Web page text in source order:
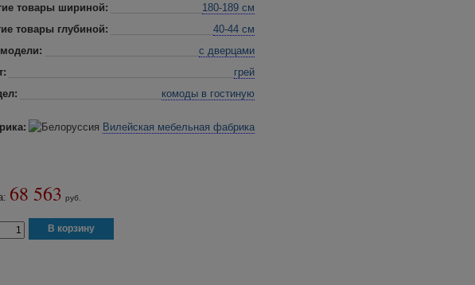
товары шириной:
180-189 см
товары глубиной:
40-44 см
с дверцами
грей
комоды в гостиную
Вилейская мебельная фабрика
68 563 руб.